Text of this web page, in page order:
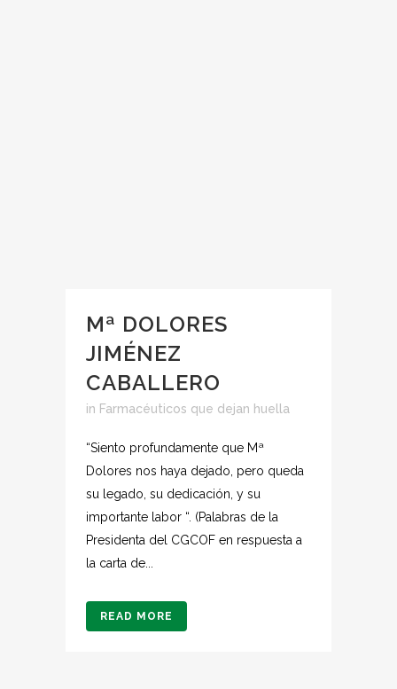
Mª DOLORES
JIMÉNEZ
CABALLERO
in Farmacéuticos que dejan huella
“Siento profundamente que Mª
Dolores nos haya dejado, pero queda
su legado, su dedicación, y su
importante labor “. (Palabras de la
Presidenta del CGCOF en respuesta a
la carta de...
READ MORE